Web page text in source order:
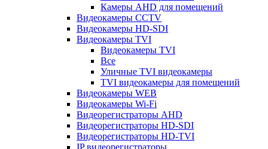
Камеры AHD для помещений
Видеокамеры CCTV
Видеокамеры HD-SDI
Видеокамеры TVI
Видеокамеры TVI
Все
Уличные TVI видеокамеры
TVI видеокамеры для помещений
Видеокамеры WEB
Видеокамеры Wi-Fi
Видеорегистраторы AHD
Видеорегистраторы HD-SDI
Видеорегистраторы HD-TVI
IP видеорегистраторы